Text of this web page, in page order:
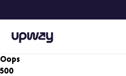
Upway
Oops
500